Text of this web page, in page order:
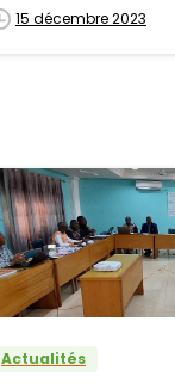
15 décembre 2023
Actualités